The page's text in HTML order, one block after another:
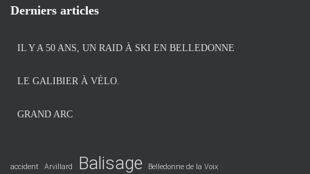
h
Derniers articles
IL Y A 50 ANS, UN RAID À SKI EN BELLEDONNE
LE GALIBIER À VÉLO.
GRAND ARC
accident Arvillard Balisage Belledonne de la Voix